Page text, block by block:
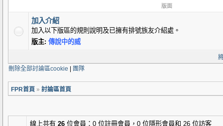
版面
加入介紹
加入以下版區的規則說明及已擁有排號族友介紹處。
版主: 傳說中的威
刪除全部討論區cookie
團隊
FPR首頁 » 討論區首頁
線上共有 26 位會員：0 位註冊會員，0 位隱形會員和 26 位訪客